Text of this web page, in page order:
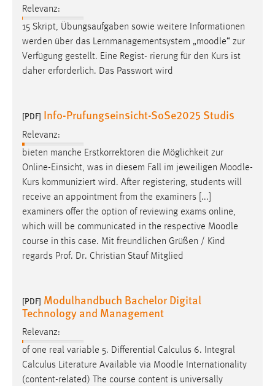
Relevanz:
15 Skript, Übungsaufgaben sowie weitere Informationen
werden über das Lernmanagementsystem „moodle“ zur
Verfügung gestellt. Eine Regist- rierung für den Kurs ist
daher erforderlich. Das Passwort wird
[PDF] Info-Prufungseinsicht-SoSe2025 Studis
Relevanz:
bieten manche Erstkorrektoren die Möglichkeit zur
Online-Einsicht, was in diesem Fall im jeweiligen Moodle-
Kurs kommuniziert wird. After registering, students will
receive an appointment from the examiners [...]
examiners offer the option of reviewing exams online,
which will be communicated in the respective Moodle
course in this case. Mit freundlichen Grüßen / Kind
regards Prof. Dr. Christian Stauf Mitglied
[PDF] Modulhandbuch Bachelor Digital
Technology and Management
Relevanz:
of one real variable 5. Differential Calculus 6. Integral
Calculus Literature Available via Moodle Internationality
(content-related) The course content is universally
site-language-preference
Zweck:
Das Cookie speichert die gewählte Sprache der Website.
Cookie Laufzeit:
Chat
Name:
MibewSessionID, MIBEW_UserID, mibew_locale, mibew-
chat-frame-style-5e9dbeb1811c0446
Zweck:
Wird benötigt um die Chatfunktion nutzen zu können.
Cookie Laufzeit:
MibewSessionID, mibew-chat-frame-style-
5e9dbeb1811c0446 = Sitzungslaufzeit, mibew_locale = 3
Login
fe_user, be_user, be_lastLoginProvider
Zweck:
Dieser Cookie ist notwendig um sich an der Website